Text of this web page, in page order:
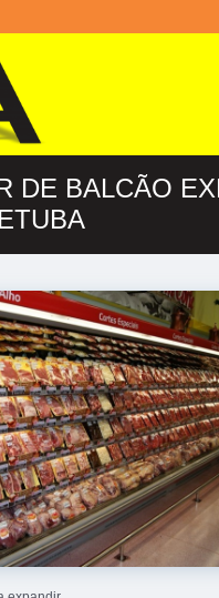
DE BALCÃO